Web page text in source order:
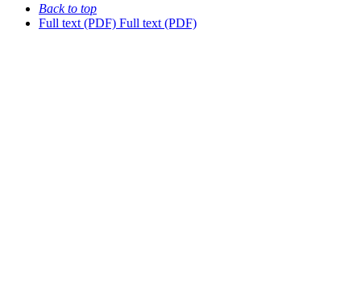
Back to top
Full text (PDF) Full text (PDF)